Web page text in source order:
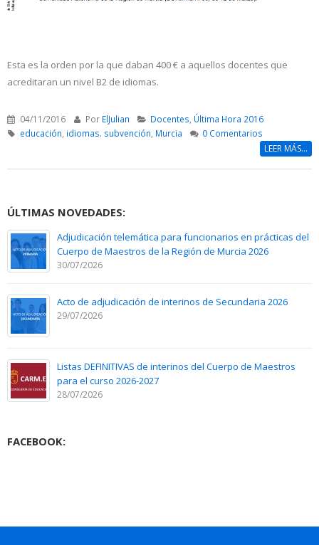
Esta es la orden por la que daban 400 € a aquellos docentes que
acreditaran un nivel B2 de idiomas.
04/11/2016 Por ElJulian Docentes, Última Hora 2016
educación, idiomas. subvención, Murcia 0 Comentarios
LEER MÁS...
ÚLTIMAS NOVEDADES:
Adjudicación telemática para funcionarios en prácticas del
Cuerpo de Maestros de la Región de Murcia 2026
30/07/2026
Acto de adjudicación de interinos de Secundaria 2026
29/07/2026
Listas DEFINITIVAS de interinos del Cuerpo de Maestros
para el curso 2026-2027
28/07/2026
FACEBOOK: